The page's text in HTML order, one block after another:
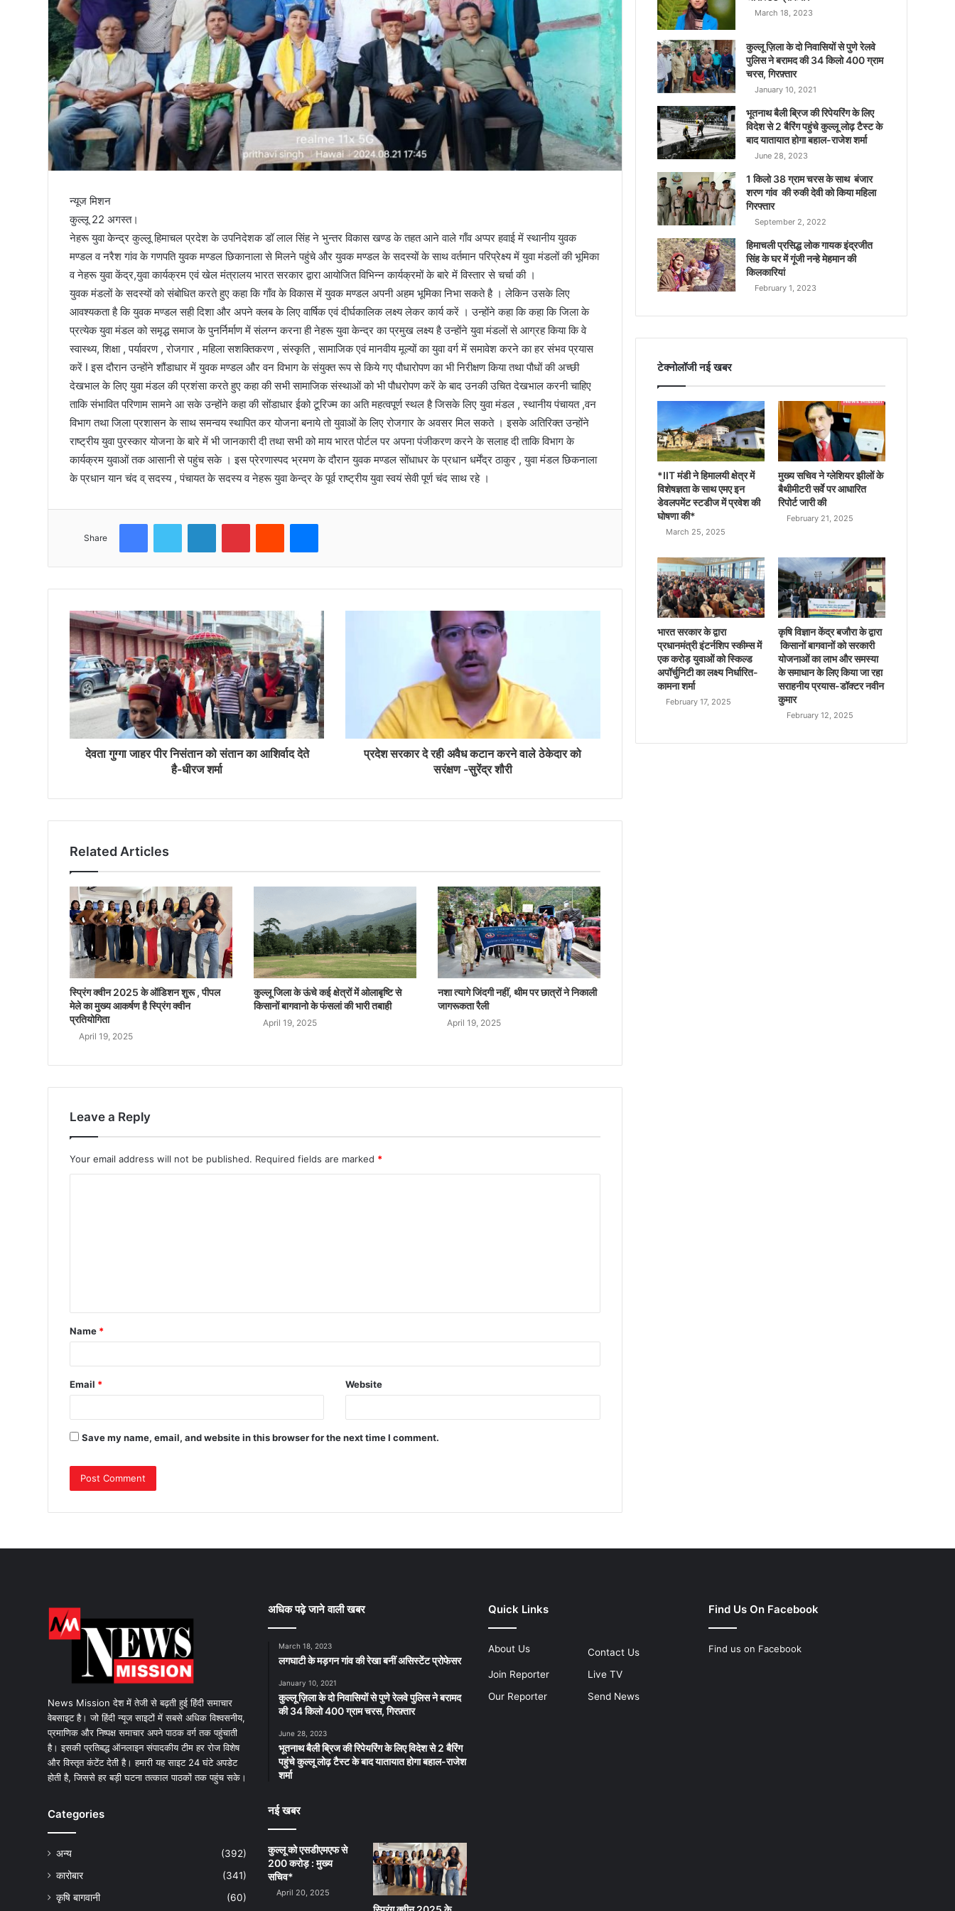
तिरंगा
न्यूज मिशन
कुल्लू 22 अगस्त।
नेहरू युवा केन्द्र कुल्लू हिमाचल प्रदेश के उपनिदेशक डॉ लाल सिंह ने भुन्तर विकास खण्ड के तहत आने वाले गाँव अप्पर हवाई में स्थानीय युवक
मण्डल व नरैश गांव के गणपति युवक मण्डल छिकानाला से मिलने पहुंचे और युवक मण्डल के सदस्यों के साथ वर्तमान परिप्रेक्ष्य में युवा मंडलों की भूमिका
व नेहरू युवा केंद्र,युवा कार्यक्रम एवं खेल मंत्रालय भारत सरकार द्वारा आयोजित विभिन्न कार्यक्रमों के बारे में विस्तार से चर्चा की ।
युवक मंडलों के सदस्यों को संबोधित करते हुए कहा कि गाँव के विकास में युवक मण्डल अपनी अहम भूमिका निभा सकते है । लेकिन उसके लिए
आवश्यकता है कि युवक मण्डल सही दिशा और अपने क्लब के लिए वार्षिक एवं दीर्घकालिक लक्ष्य लेकर कार्य करें । उन्होंने कहा कि कहा कि जिला के
प्रत्येक युवा मंडल को समृद्ध समाज के पुनर्निर्माण में संलग्न करना ही नेहरू युवा केन्द्र का प्रमुख लक्ष्य है उन्होंने युवा मंडलों से आग्रह किया कि वे
स्वास्थ्य, शिक्षा , पर्यावरण , रोजगार , महिला सशक्तिकरण , संस्कृति , सामाजिक एवं मानवीय मूल्यों का युवा वर्ग में समावेश करने का हर संभव प्रयास
करें I इस दौरान उन्होंने शौंडाधार में युवक मण्डल और वन विभाग के संयुक्त रूप से किये गए पौधारोपण का भी निरीक्षण किया तथा पौधों की अच्छी
देखभाल के लिए युवा मंडल की प्रशंसा करते हुए कहा की सभी सामाजिक संस्थाओं को भी पौधरोपण करें के बाद उनकी उचित देखभाल करनी चाहिए
ताकि संभावित परिणाम सामने आ सके उन्होंने कहा की सोंडाधार ईको टूरिज्म का अति महत्वपूर्ण स्थल है जिसके लिए युवा मंडल , स्थानीय पंचायत ,वन
विभाग तथा जिला प्रशासन के साथ समन्वय स्थापित कर योजना बनाये तो युवाओं के लिए रोजगार के अवसर मिल सकते । इसके अतिरिक्त उन्होंने
राष्ट्रीय युवा पुरस्कार योजना के बारे में भी जानकारी दी तथा सभी को माय भारत पोर्टल पर अपना पंजीकरण करने के सलाह दी ताकि विभाग के
कार्यक्रम युवाओं तक आसानी से पहुंच सके । इस प्रेरणास्पद भ्रमण के दौरान युवक मण्डल सोंधाधर के प्रधान धर्मेंद्र ठाकुर , युवा मंडल छिकनाला
के प्रधान यान चंद व् सदस्य , पंचायत के सदस्य व नेहरू युवा केन्द्र के पूर्व राष्ट्रीय युवा स्वयं सेवी पूर्ण चंद साथ रहे ।
Share
देवता गुग्गा जाहर पीर निसंतान को संतान का आशिर्वाद देते
है-धीरज शर्मा
प्रदेश सरकार दे रही अवैध कटान करने वाले ठेकेदार को
सरंक्षण -सुरेंद्र शौरी
Related Articles
स्प्रिंग क्वीन 2025 के ऑडिशन शुरू , पीपल
मेले का मुख्य आकर्षण है स्प्रिंग क्वीन
प्रतियोगिता
April 19, 2025
कुल्लू जिला के ऊंचे कई क्षेत्रों में ओलाबृष्टि से
किसानों बागवानो के फंसलां की भारी तबाही
April 19, 2025
नशा त्यागे जिंदगी नहीं, थीम पर छात्रों ने निकाली
जागरूकता रैली
April 19, 2025
Leave a Reply
Your email address will not be published. Required fields are marked *
Name *
Email * Website
Save my name, email, and website in this browser for the next time I comment.
March 18, 2023
कुल्लू ज़िला के दो निवासियों से पुणे रेलवे
पुलिस ने बरामद की 34 किलो 400 ग्राम
चरस, गिरफ़्तार
January 10, 2021
भूतनाथ बैली ब्रिज की रिपेयरिंग के लिए
विदेश से 2 बैरिंग पहुंचे कुल्लू लोढ़ टैस्ट के
बाद यातायात होगा बहाल-राजेश शर्मा
June 28, 2023
1 किलो 38 ग्राम चरस के साथ बंजार
शरण गांव की रुकी देवी को किया महिला
गिरफ्तार
September 2, 2022
हिमाचली प्रसिद्ध लोक गायक इंद्रजीत
सिंह के घर में गूंजी नन्हे मेहमान की
किलकारियां
February 1, 2023
टेक्नोलॉजी नई खबर
*IIT मंडी ने हिमालयी क्षेत्र में
विशेषज्ञता के साथ एमए इन
डेवलपमेंट स्टडीज में प्रवेश की
घोषणा की*
March 25, 2025
मुख्य सचिव ने ग्लेशियर झीलों के
बैथीमीटरी सर्वे पर आधारित
रिपोर्ट जारी की
February 21, 2025
भारत सरकार के द्वारा
प्रधानमंत्री इंटर्नशिप स्कीम्स में
एक करोड़ युवाओं को स्किल्ड
अपॉर्चुनिटी का लक्ष्य निर्धारित-
कामना शर्मा
February 17, 2025
कृषि विज्ञान केंद्र बजौरा के द्वारा
किसानों बागवानों को सरकारी
योजनाओं का लाभ और समस्या
के समाधान के लिए किया जा रहा
सराहनीय प्रयास-डॉक्टर नवीन
कुमार
February 12, 2025
News Mission देश में तेजी से बढ़ती हुई हिंदी समाचार
वेबसाइट है। जो हिंदी न्यूज साइटों में सबसे अधिक विश्वसनीय,
प्रमाणिक और निष्पक्ष समाचार अपने पाठक वर्ग तक पहुंचाती
है। इसकी प्रतिबद्ध ऑनलाइन संपादकीय टीम हर रोज विशेष
और विस्तृत कंटेंट देती है। हमारी यह साइट 24 घंटे अपडेट
होती है, जिससे हर बड़ी घटना तत्काल पाठकों तक पहुंच सके।
Categories
अन्य
(392)
कारोबार
(341)
कृषि बागवानी
(60)
अधिक पढ़े जाने वाली खबर
March 18, 2023
लगघाटी के मड़गन गांव की रेखा बनीं असिस्टेंट प्रोफेसर
January 10, 2021
कुल्लू ज़िला के दो निवासियों से पुणे रेलवे पुलिस ने बरामद
की 34 किलो 400 ग्राम चरस, गिरफ़्तार
June 28, 2023
भूतनाथ बैली ब्रिज की रिपेयरिंग के लिए विदेश से 2 बैरिंग
पहुंचे कुल्लू लोढ़ टैस्ट के बाद यातायात होगा बहाल-राजेश
शर्मा
नई खबर
कुल्लू को एसडीएमएफ से
200 करोड़ : मुख्य
सचिव*
April 20, 2025
Quick Links
About Us
Contact Us
Join Reporter
Live TV
Our Reporter
Send News
Find Us On Facebook
Find us on Facebook